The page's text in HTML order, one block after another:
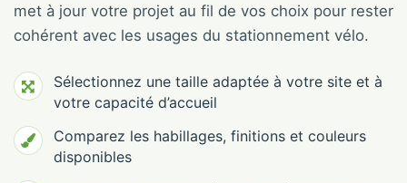
met à jour votre projet au fil de vos choix pour rester
cohérent avec les usages du stationnement vélo.
Sélectionnez une taille adaptée à votre site et à
votre capacité d’accueil
Comparez les habillages, finitions et couleurs
disponibles